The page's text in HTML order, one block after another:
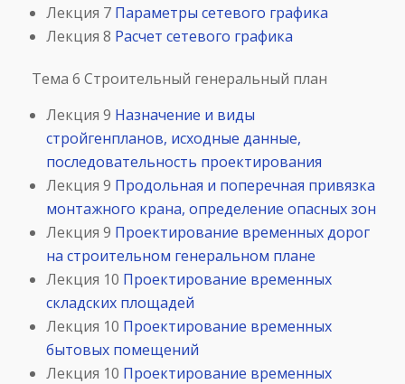
Лекция 7 Параметры сетевого графика
Лекция 8 Расчет сетевого графика
Тема 6 Строительный генеральный план
Лекция 9 Назначение и виды
стройгенпланов, исходные данные,
последовательность проектирования
Лекция 9 Продольная и поперечная привязка
монтажного крана, определение опасных зон
Лекция 9 Проектирование временных дорог
на строительном генеральном плане
Лекция 10 Проектирование временных
складских площадей
Лекция 10 Проектирование временных
бытовых помещений
Лекция 10 Проектирование временных